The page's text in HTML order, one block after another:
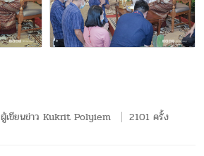
ผู้เขียนข่าว Kukrit Polyiem 2101 ครั้ง